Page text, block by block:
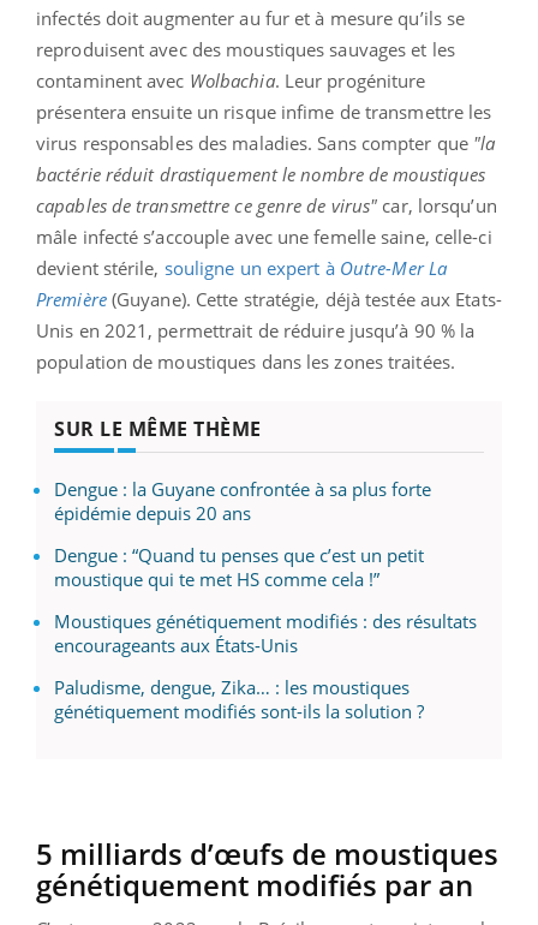
infectés doit augmenter au fur et à mesure qu’ils se
reproduisent avec des moustiques sauvages et les
contaminent avec Wolbachia. Leur progéniture
présentera ensuite un risque infime de transmettre les
virus responsables des maladies. Sans compter que "la
bactérie réduit drastiquement le nombre de moustiques
capables de transmettre ce genre de virus" car, lorsqu’un
mâle infecté s’accouple avec une femelle saine, celle-ci
devient stérile, souligne un expert à Outre-Mer La
Première(Guyane). Cette stratégie, déjà testée aux Etats-
Unis en 2021, permettrait de réduire jusqu’à 90 % la
population de moustiques dans les zones traitées.
SUR LE MÊME THÈME
Dengue : la Guyane confrontée à sa plus forte
épidémie depuis 20 ans
Dengue : “Quand tu penses que c’est un petit
moustique qui te met HS comme cela !”
Moustiques génétiquement modifiés : des résultats
encourageants aux États-Unis
Paludisme, dengue, Zika… : les moustiques
génétiquement modifiés sont-ils la solution ?
5 milliards d’œufs de moustiques
génétiquement modifiés par an